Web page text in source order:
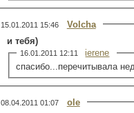
15.01.2011 15:46
Volcha
и тебя)
16.01.2011 12:11
ierene
спасибо...перечитывала
08.04.2011 01:07
ole